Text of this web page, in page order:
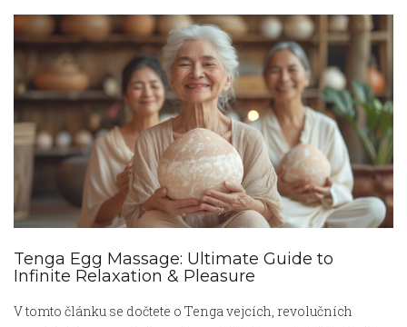
Tenga Egg Massage: Ultimate Guide to
Infinite Relaxation & Pleasure
V tomto článku se dočtete o Tenga vejcích, revolučních